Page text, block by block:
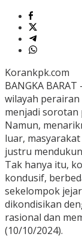
Korankpk.com
BANGKA
wilayah
menjadi sorotan
Namun,
luar,
justru
Tak hanya itu,
kondusif,
sekelompok
dikondisikan
rasional dan
(10/10/2024).